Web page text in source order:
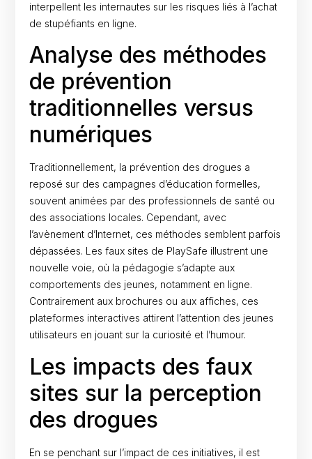
interpellent les internautes sur les risques liés à l’achat
de stupéfiants en ligne.
Analyse des méthodes
de prévention
traditionnelles versus
numériques
Traditionnellement, la prévention des drogues a
reposé sur des campagnes d’éducation formelles,
souvent animées par des professionnels de santé ou
des associations locales. Cependant, avec
l’avènement d’Internet, ces méthodes semblent parfois
dépassées. Les faux sites de PlaySafe illustrent une
nouvelle voie, où la pédagogie s’adapte aux
comportements des jeunes, notamment en ligne.
Contrairement aux brochures ou aux affiches, ces
plateformes interactives attirent l’attention des jeunes
utilisateurs en jouant sur la curiosité et l’humour.
Les impacts des faux
sites sur la perception
des drogues
En se penchant sur l’impact de ces initiatives, il est